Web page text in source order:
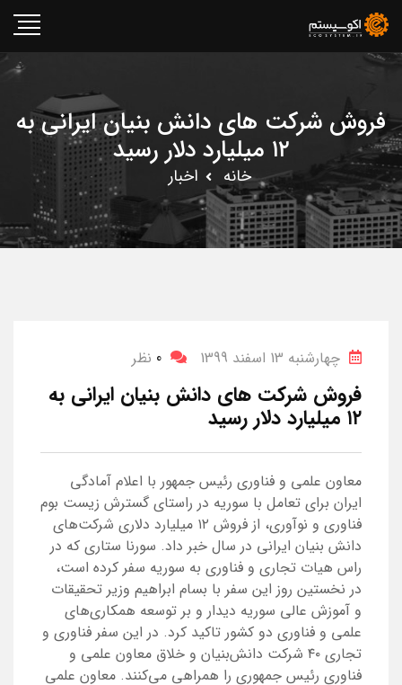
فروش شرکت های دانش بنیان ایرانی به
۱۲ میلیارد دلار رسید
خانه اخبار
چهارشنبه 13 اسفند 1399 0 نظر
فروش شرکت های دانش بنیان ایرانی به
۱۲ میلیارد دلار رسید
معاون علمی و فناوری رئیس جمهور با اعلام آمادگی
ایران برای تعامل با سوریه در راستای گسترش زیست بوم
فناوری و نوآوری، از فروش ۱۲ میلیارد دلاری شرکت‌های
دانش بنیان ایرانی در سال خبر داد. سورنا ستاری که در
راس هیات تجاری و فناوری به سوریه سفر کرده است،
در نخستین روز این سفر با بسام ابراهیم وزیر تحقیقات
و آموزش عالی سوریه دیدار و بر توسعه همکاری‌های
علمی و فناوری دو کشور تاکید کرد. در این سفر فناوری و
تجاری ۴۰ شرکت دانش‌بنیان و خلاق معاون علمی و
فناوری رئیس جمهوری را همراهی می‌کنند. معاون علمی